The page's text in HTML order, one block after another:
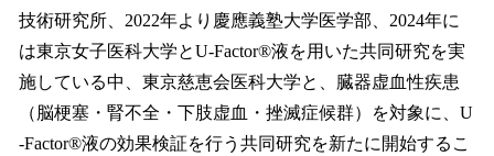
技術研究所、2022年より慶應義塾大学医学部、2024年に
は東京女子医科大学とU-Factor®液を用いた共同研究を実
施している中、東京慈恵会医科大学と、臓器虚血性疾患
（脳梗塞・腎不全・下肢虚血・挫滅症候群）を対象に、U
-Factor®液の効果検証を行う共同研究を新たに開始するこ